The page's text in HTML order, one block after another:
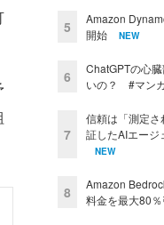
5
Amazon
開始
NEW
6
ChatGPTの心
いの？ #マン
7
信頼は「測定
証したAIエージ
NEW
8
Amazon
料金を最大80